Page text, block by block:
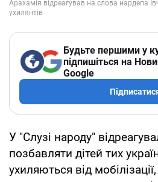
Будьте першими у
підпишіться на
Google
У "Слузі народу"
позбавляти дітей тих
ухиляються від